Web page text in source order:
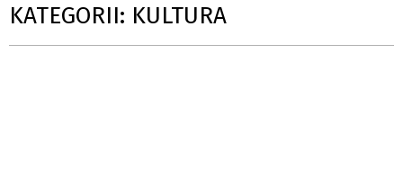
KATEGORII: KULTURA